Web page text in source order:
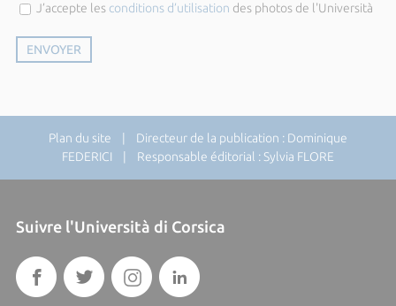
J’accepte les conditions d’utilisation des photos de l'Università
Plan du site | Directeur de la publication : Dominique
FEDERICI | Responsable éditorial : Sylvia FLORE
Suivre l'Università di Corsica